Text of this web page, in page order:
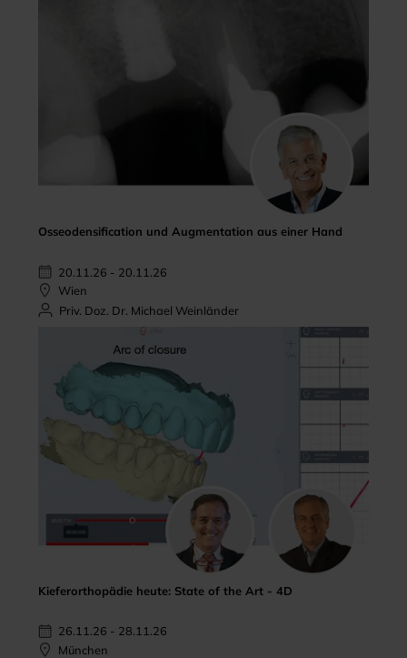
Osseodensification und Augmentation aus einer Hand
20.11.26 - 20.11.26
Wien
Priv. Doz. Dr. Michael Weinländer
Kieferorthopädie heute: State of the Art - 4D
26.11.26 - 28.11.26
München